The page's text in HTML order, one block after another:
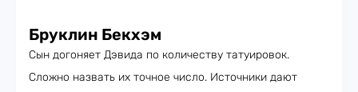
Бруклин Бекхэм
Сын догоняет Дэвида по количеству татуировок.
Сложно назвать их точное число. Источники дают